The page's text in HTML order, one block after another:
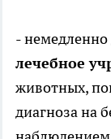
- немедленно
лечебное
животных,
диагноза на